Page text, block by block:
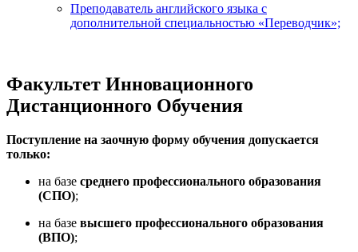
Преподаватель английского языка с
дополнительной специальностью «Переводчик»;
Факультет Инновационного
Дистанционного Обучения
Поступление на заочную форму обучения допускается
только:
на базе среднего профессионального образования
(СПО);
на базе высшего профессионального образования
(ВПО);